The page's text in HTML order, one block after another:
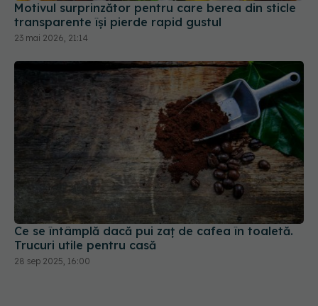
Motivul surprinzător pentru care berea din sticle
transparente își pierde rapid gustul
23 mai 2026, 21:14
Ce se întâmplă dacă pui zaț de cafea în toaletă.
Trucuri utile pentru casă
28 sep 2025, 16:00